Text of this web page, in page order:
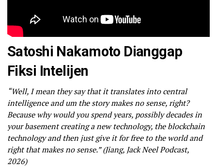
Satoshi Nakamoto Dianggap
Fiksi Intelijen
“Well, I mean they say that it translates into central
intelligence and um the story makes no sense, right?
Because why would you spend years, possibly decades in
your basement creating a new technology, the blockchain
technology and then just give it for free to the world and
right that makes no sense.” (Jiang, Jack Neel Podcast,
2026)